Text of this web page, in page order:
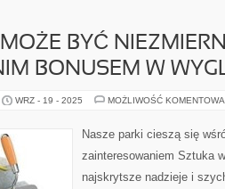
BYĆ
BONUSEM W
WRZ - 19 - 2025 MOŻLIWOŚĆ
Nasze parki cieszą się
zainteresowaniem Sztuka
najskrytsze nadzieje i